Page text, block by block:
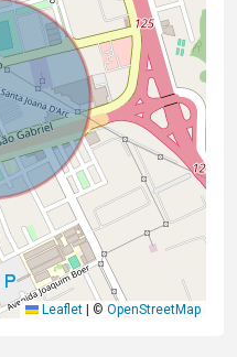
Leaflet © OpenStreetMap